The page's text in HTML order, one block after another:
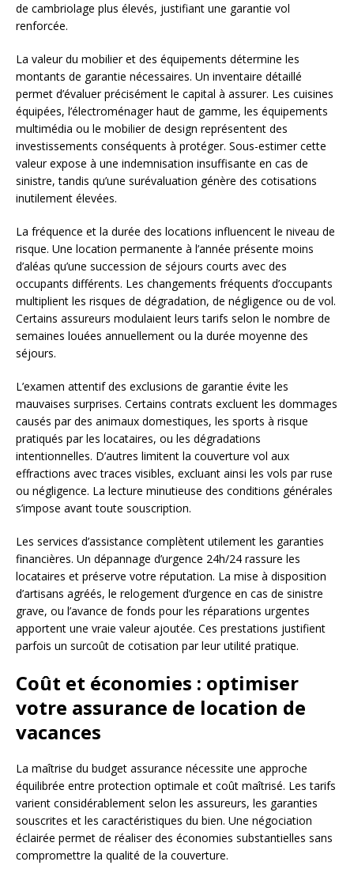
de cambriolage plus élevés, justifiant une garantie vol
renforcée.
La valeur du mobilier et des équipements détermine les
montants de garantie nécessaires. Un inventaire détaillé
permet d’évaluer précisément le capital à assurer. Les cuisines
équipées, l’électroménager haut de gamme, les équipements
multimédia ou le mobilier de design représentent des
investissements conséquents à protéger. Sous-estimer cette
valeur expose à une indemnisation insuffisante en cas de
sinistre, tandis qu’une surévaluation génère des cotisations
inutilement élevées.
La fréquence et la durée des locations influencent le niveau de
risque. Une location permanente à l’année présente moins
d’aléas qu’une succession de séjours courts avec des
occupants différents. Les changements fréquents d’occupants
multiplient les risques de dégradation, de négligence ou de vol.
Certains assureurs modulaient leurs tarifs selon le nombre de
semaines louées annuellement ou la durée moyenne des
séjours.
L’examen attentif des exclusions de garantie évite les
mauvaises surprises. Certains contrats excluent les dommages
causés par des animaux domestiques, les sports à risque
pratiqués par les locataires, ou les dégradations
intentionnelles. D’autres limitent la couverture vol aux
effractions avec traces visibles, excluant ainsi les vols par ruse
ou négligence. La lecture minutieuse des conditions générales
s’impose avant toute souscription.
Les services d’assistance complètent utilement les garanties
financières. Un dépannage d’urgence 24h/24 rassure les
locataires et préserve votre réputation. La mise à disposition
d’artisans agréés, le relogement d’urgence en cas de sinistre
grave, ou l’avance de fonds pour les réparations urgentes
apportent une vraie valeur ajoutée. Ces prestations justifient
parfois un surcoût de cotisation par leur utilité pratique.
Coût et économies : optimiser
votre assurance de location de
vacances
La maîtrise du budget assurance nécessite une approche
équilibrée entre protection optimale et coût maîtrisé. Les tarifs
varient considérablement selon les assureurs, les garanties
souscrites et les caractéristiques du bien. Une négociation
éclairée permet de réaliser des économies substantielles sans
compromettre la qualité de la couverture.